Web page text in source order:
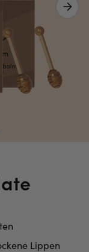
Nächstes
Lippen